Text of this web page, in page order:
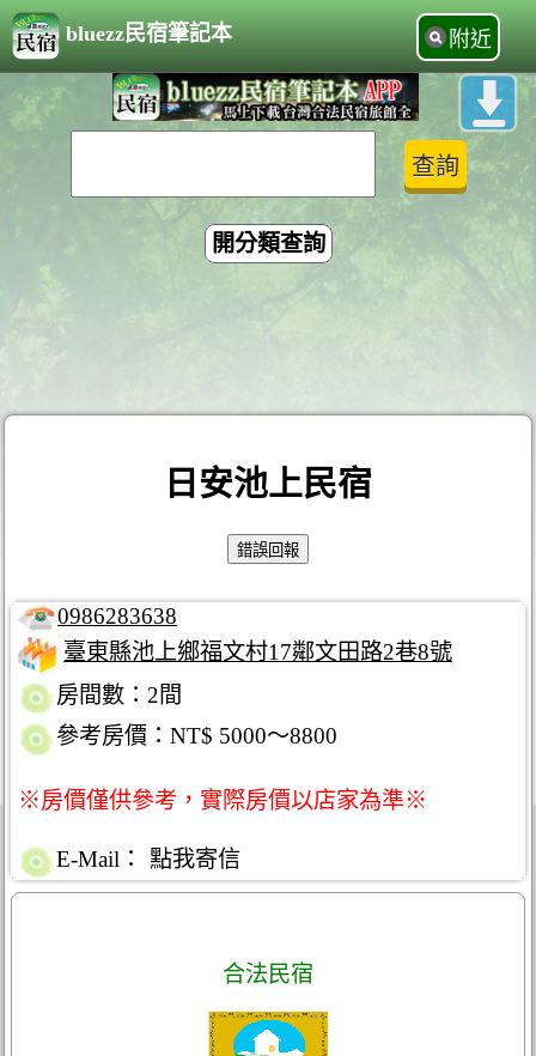
bluezz民宿筆記本 附近
開分類查詢
日安池上民宿
0986283638
臺東縣池上鄉福文村17鄰文田路2巷8號
房間數：2間
參考房價：NT$ 5000～8800
※房價僅供參考，實際房價以店家為準※
E-Mail： 點我寄信
合法民宿